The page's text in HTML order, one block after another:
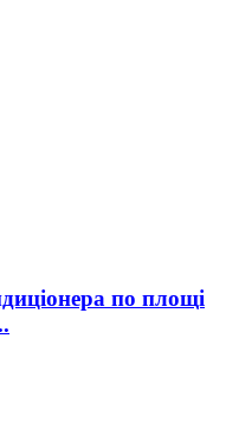
по площі